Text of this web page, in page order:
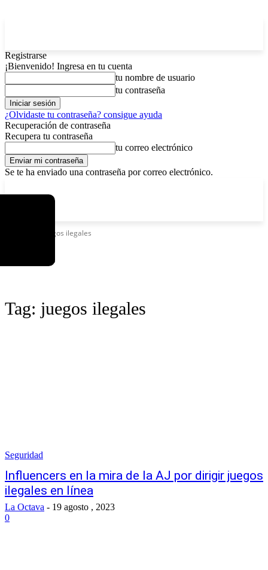
Registrarse
¡Bienvenido! Ingresa en tu cuenta
tu nombre de usuario
tu contraseña
¿Olvidaste tu contraseña? consigue ayuda
Recuperación de contraseña
Recupera tu contraseña
tu correo electrónico
Se te ha enviado una contraseña por correo electrónico.
Juegos ilegales
Tag: juegos ilegales
Seguridad
Influencers en la mira de la AJ por dirigir juegos
ilegales en línea
La Octava - 19 agosto , 2023
0